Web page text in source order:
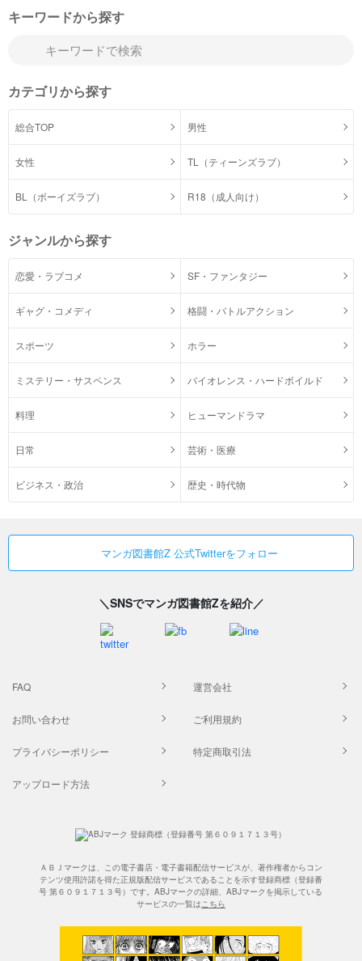
キーワードから探す
カテゴリから探す
総合TOP 男性
女性 TL（ティーンズラブ）
BL（ボーイズラブ） R18（成人向け）
ジャンルから探す
恋愛・ラブコメ SF・ファンタジー
ギャグ・コメディ 格闘・バトルアクション
スポーツ ホラー
ミステリー・サスペンス バイオレンス・ハードボイルド
料理 ヒューマンドラマ
日常 芸術・医療
ビジネス・政治 歴史・時代物
マンガ図書館Z 公式Twitterをフォロー
＼SNSでマンガ図書館Zを紹介／
FAQ 運営会社
お問い合わせ ご利用規約
プライバシーポリシー 特定商取引法
アップロード方法
ＡＢＪマークは、この電子書店・電子書籍配信サービスが、著作権者からコン
テンツ使用許諾を得た正規版配信サービスであることを示す登録商標（登録番
号 第６０９１７１３号）です。ABJマークの詳細、ABJマークを掲示している
サービスの一覧はこちら